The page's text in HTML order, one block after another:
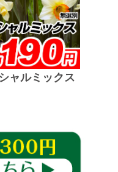
ャルミックス